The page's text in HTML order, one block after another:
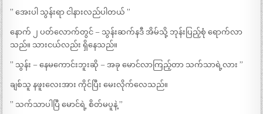
” အေးပါ သွန်းရာ ငါနားလည်ပါတယ် ”
နောက် ၂ ပတ်လောက်တွင် – သွန်းဆက်နဒီ အိမ်သို့ ဘုန်းပြည့်စုံ ရောက်လာ
သည်။ သားငယ်လည်း ရှိနေသည်။
” သွန်း – နေမကောင်းဘူးဆို – အခု မောင်လာကြည့်တာ သက်သာရဲ့လား ”
ချစ်သူ နဖူးလေးအား ကိုင်ပြီး မေးလိုက်လေသည်။
” သက်သာပါပြီ မောင်ရဲ့ စိတ်မပူနဲ့ ”